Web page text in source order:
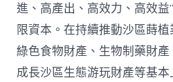
進、高產出、高效力、高效
限資本。在持續推動沙區蒔
綠色食物財產、生物制藥財產
成長沙區生態游玩財產等基